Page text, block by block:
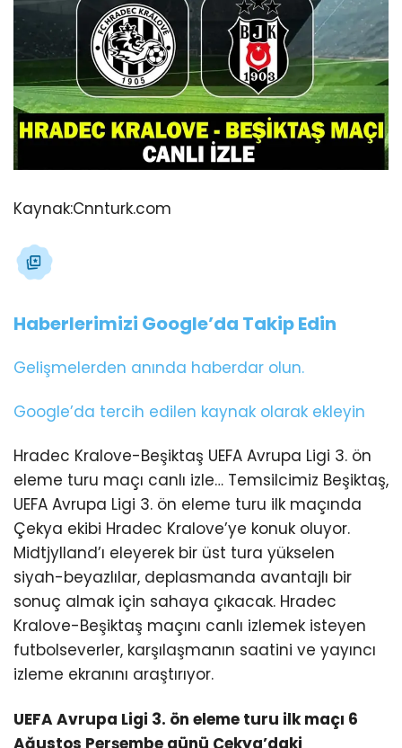
Kaynak:Cnnturk.com
Haberlerimizi Google’da Takip Edin
Gelişmelerden anında haberdar olun.
Google’da tercih edilen kaynak olarak ekleyin
Hradec Kralove-Beşiktaş UEFA Avrupa Ligi 3. ön
eleme turu maçı canlı izle… Temsilcimiz Beşiktaş,
UEFA Avrupa Ligi 3. ön eleme turu ilk maçında
Çekya ekibi Hradec Kralove’ye konuk oluyor.
Midtjylland’ı eleyerek bir üst tura yükselen
siyah-beyazlılar, deplasmanda avantajlı bir
sonuç almak için sahaya çıkacak. Hradec
Kralove-Beşiktaş maçını canlı izlemek isteyen
futbolseverler, karşılaşmanın saatini ve yayıncı
izleme ekranını araştırıyor.
UEFA Avrupa Ligi 3. ön eleme turu ilk maçı 6
Ağustos Perşembe günü Çekya’daki